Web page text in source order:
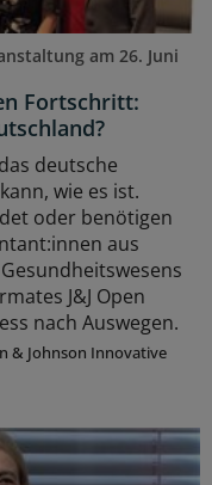
am 26. Juni
Fortschritt:
deutsche
wie es ist.
oder benötigen
aus
J&J Open
nach Auswegen.
& Johnson Innovative